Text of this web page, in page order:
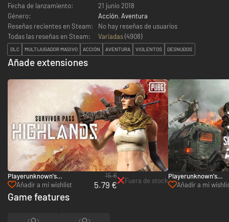
Fecha de lanzamiento:
21 junio 2018
Género:
Acción, Aventura
Reseñas recientes en Steam:
No hay reseñas de usuarios
Todas las reseñas en Steam:
Variadas(4908)
DLC MULTIJUGADOR MASIVO ACCIÓN AVENTURA VIOLENTOS DESNUDOS
Añade extensiones
Playerunknown's
Battlegrounds: Survivor
Pass: Highlands - PC (Steam)
Añadir a mi wishlist
15 €
5.79 € Fuera de stock
Playerunknown's
Battlegrounds:
Añadir a mi
Game features